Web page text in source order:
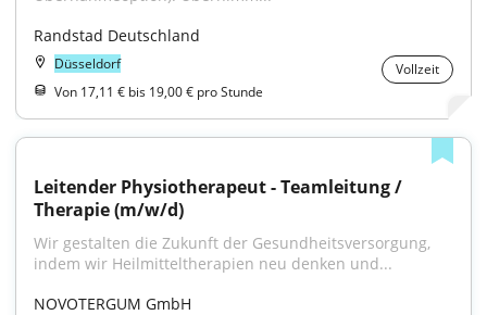
Randstad Deutschland
Düsseldorf
Vollzeit
Von 17,11 € bis 19,00 € pro Stunde
Leitender Physiotherapeut - Teamleitung /
Therapie (m/w/d)
Wir gestalten die Zukunft der Gesundheitsversorgung,
indem wir Heilmitteltherapien neu denken und...
NOVOTERGUM GmbH